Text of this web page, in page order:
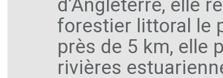
d’Angleterre, elle
forestier littoral le
près de 5 km, elle
rivières